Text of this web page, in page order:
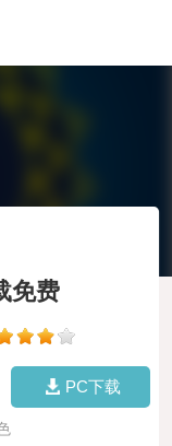
免费
PC下载